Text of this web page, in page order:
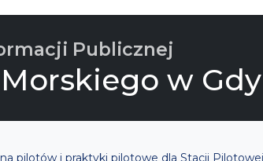
Publicznej
w
pilotów i praktyki pilotowe dla Stacji